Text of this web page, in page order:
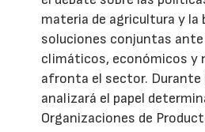
materia de agricultura y la
soluciones conjuntas
climáticos, económicos y
afronta el sector. Durante
analizará el papel
Organizaciones de